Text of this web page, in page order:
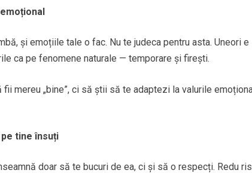
și emoțiile tale o fac. Nu te judeca pentru asta. Uneori
ca pe fenomene naturale — temporare și firești.
fii mereu „bine”, ci să știi să te adaptezi la valurile
tine însuți
doar să te bucuri de ea, ci și să o respecți. Redu